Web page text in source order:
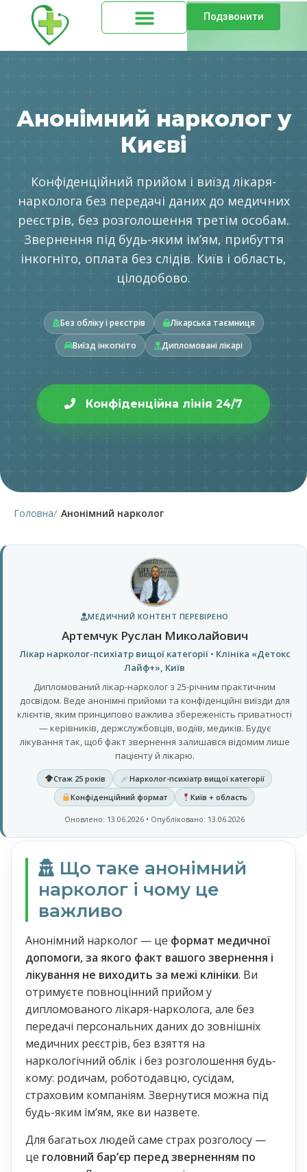
Подзвонити
Анонімний нарколог у
Києві
Конфіденційний прийом і виїзд лікаря-
нарколога без передачі даних до медичних
реєстрів, без розголошення третім особам.
Звернення під будь-яким імʼям, прибуття
інкогніто, оплата без слідів. Київ і область,
цілодобово.
Без обліку і реєстрів
Лікарська таємниця
Виїзд інкогніто
Дипломовані лікарі
Конфіденційна лінія 24/7
Головна Анонімний нарколог
МЕДИЧНИЙ КОНТЕНТ ПЕРЕВІРЕНО
Артемчук Руслан Миколайович
Лікар нарколог-психіатр вищої категорії • Клініка «Детокс
Лайф+», Київ
Дипломований лікар-нарколог з 25-річним практичним
досвідом. Веде анонімні прийоми та конфіденційні виїзди для
клієнтів, яким принципово важлива збереженість приватності
— керівників, держслужбовців, водіїв, медиків. Будує
лікування так, щоб факт звернення залишався відомим лише
пацієнту й лікарю.
Стаж 25 років
Нарколог-психіатр вищої категорії
Конфіденційний формат
Київ + область
Оновлено: 13.06.2026 • Опубліковано: 13.06.2026
Що таке анонімний
нарколог і чому це
важливо
Анонімний нарколог — це формат медичної
допомоги, за якого факт вашого звернення і
лікування не виходить за межі клініки. Ви
отримуєте повноцінний прийом у
дипломованого лікаря-нарколога, але без
передачі персональних даних до зовнішніх
медичних реєстрів, без взяття на
наркологічний облік і без розголошення будь-
кому: родичам, роботодавцю, сусідам,
страховим компаніям. Звернутися можна під
будь-яким імʼям, яке ви назвете.
Для багатьох людей саме страх розголосу —
це головний барʼєр перед зверненням по